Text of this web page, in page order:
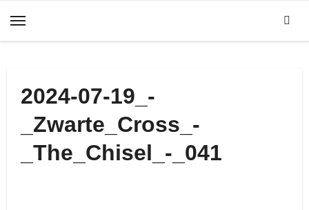
Inhalt
2024-07-19_-
_Zwarte_Cross_-
_The_Chisel_-_041